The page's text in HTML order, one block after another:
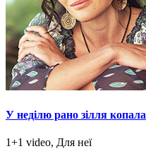
У неділю рано зілля копала
1+1 video, Для неї